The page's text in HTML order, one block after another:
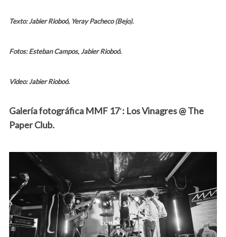
Texto: Jabier Rioboó, Yeray Pacheco (Bejo).
Fotos: Esteban Campos, Jabier Rioboó.
Video: Jabier Rioboó.
Galería fotográfica MMF 17′: Los Vinagres @ The
Paper Club.